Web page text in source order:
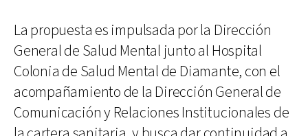
La propuesta es impulsada por la Dirección
General de Salud Mental junto al Hospital
Colonia de Salud Mental de Diamante, con el
acompañamiento de la Dirección General de
Comunicación y Relaciones Institucionales de